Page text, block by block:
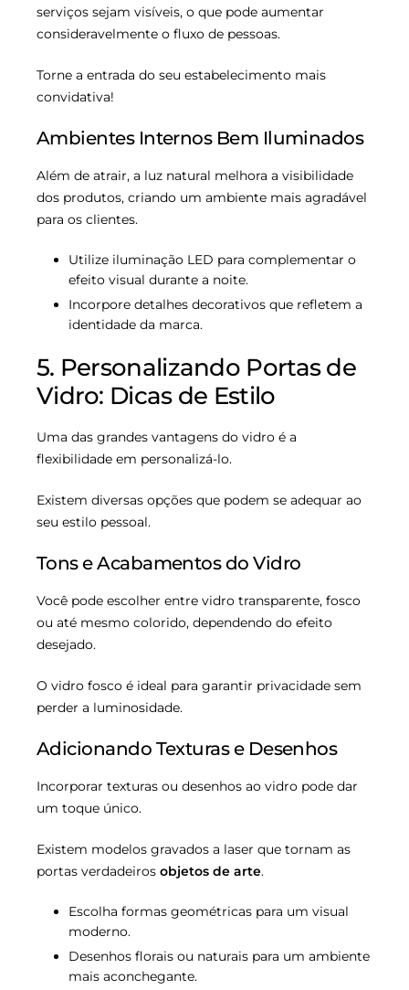
serviços sejam visíveis, o que pode aumentar
consideravelmente o fluxo de pessoas.
Torne a entrada do seu estabelecimento mais
convidativa!
Ambientes Internos Bem Iluminados
Além de atrair, a luz natural melhora a visibilidade
dos produtos, criando um ambiente mais agradável
para os clientes.
Utilize iluminação LED para complementar o
efeito visual durante a noite.
Incorpore detalhes decorativos que refletem a
identidade da marca.
5. Personalizando Portas de
Vidro: Dicas de Estilo
Uma das grandes vantagens do vidro é a
flexibilidade em personalizá-lo.
Existem diversas opções que podem se adequar ao
seu estilo pessoal.
Tons e Acabamentos do Vidro
Você pode escolher entre vidro transparente, fosco
ou até mesmo colorido, dependendo do efeito
desejado.
O vidro fosco é ideal para garantir privacidade sem
perder a luminosidade.
Adicionando Texturas e Desenhos
Incorporar texturas ou desenhos ao vidro pode dar
um toque único.
Existem modelos gravados a laser que tornam as
portas verdadeiros objetos de arte.
Escolha formas geométricas para um visual
moderno.
Desenhos florais ou naturais para um ambiente
mais aconchegante.